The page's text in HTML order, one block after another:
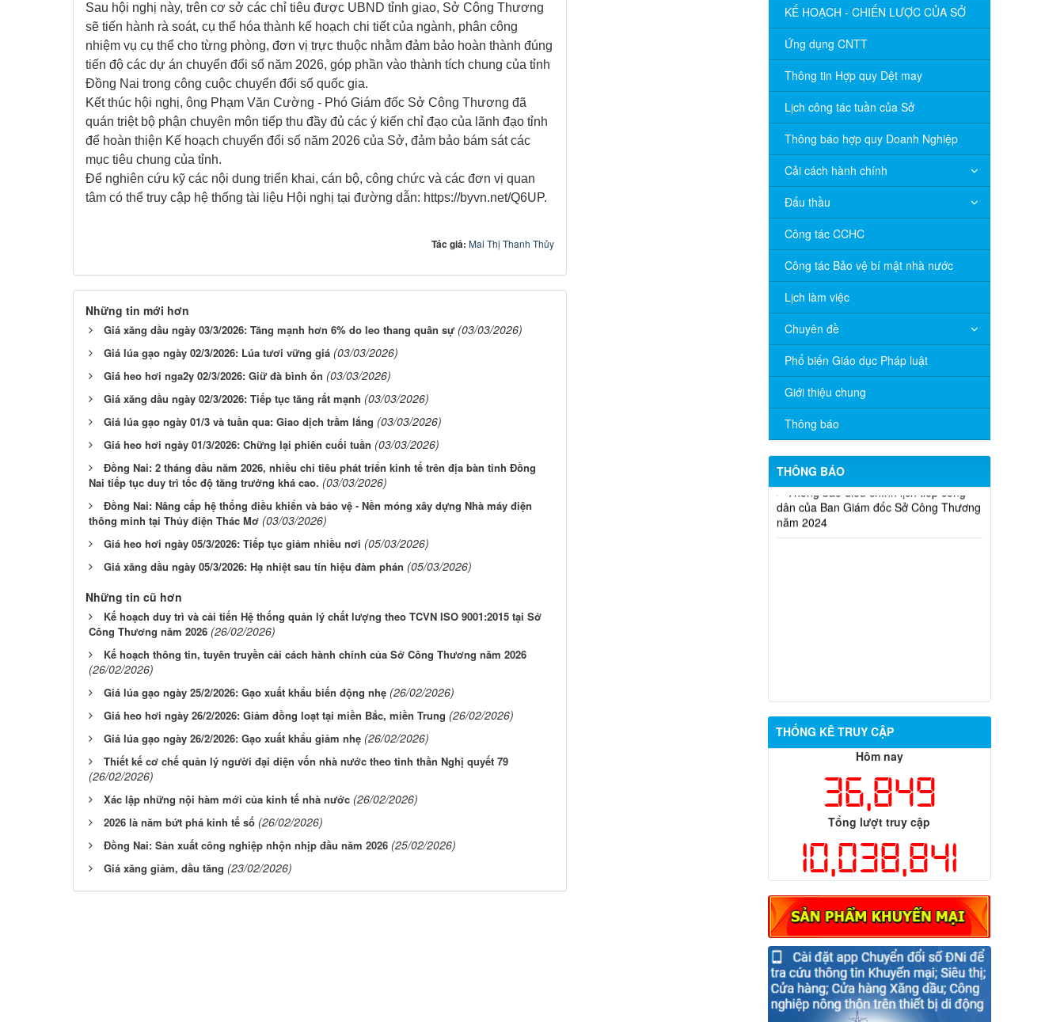
Sau hội nghị này, trên cơ sở các chỉ tiêu được UBND tỉnh giao, Sở Công Thương
sẽ tiến hành rà soát, cụ thể hóa thành kế hoạch chi tiết của ngành, phân công
nhiệm vụ cụ thể cho từng phòng, đơn vị trực thuộc nhằm đảm bảo hoàn thành đúng
tiến độ các dự án chuyển đổi số năm 2026, góp phần vào thành tích chung của tỉnh
Đồng Nai trong công cuộc chuyển đổi số quốc gia.
Kết thúc hội nghị, ông Phạm Văn Cường - Phó Giám đốc Sở Công Thương đã
quán triệt bộ phận chuyên môn tiếp thu đầy đủ các ý kiến chỉ đạo của lãnh đạo tỉnh
để hoàn thiện Kế hoạch chuyển đổi số năm 2026 của Sở, đảm bảo bám sát các
mục tiêu chung của tỉnh.
Để nghiên cứu kỹ các nội dung triển khai, cán bộ, công chức và các đơn vị quan
tâm có thể truy cập hệ thống tài liệu Hội nghị tại đường dẫn: https://byvn.net/Q6UP.
Tác giả: Mai Thị Thanh Thủy
Những tin mới hơn
Giá xăng dầu ngày 03/3/2026: Tăng mạnh hơn 6% do leo thang quân sự (03/03/2026)
Giá lúa gạo ngày 02/3/2026: Lúa tươi vững giá (03/03/2026)
Giá heo hơi nga2y 02/3/2026: Giữ đà bình ổn (03/03/2026)
Giá xăng dầu ngày 02/3/2026: Tiếp tục tăng rất mạnh (03/03/2026)
Giá lúa gạo ngày 01/3 và tuần qua: Giao dịch trầm lắng (03/03/2026)
Giá heo hơi ngày 01/3/2026: Chững lại phiên cuối tuần (03/03/2026)
Đồng Nai: 2 tháng đầu năm 2026, nhiều chỉ tiêu phát triển kinh tế trên địa bàn tỉnh Đồng
Nai tiếp tục duy trì tốc độ tăng trưởng khá cao. (03/03/2026)
Đồng Nai: Nâng cấp hệ thống điều khiển và bảo vệ - Nền móng xây dựng Nhà máy điện
thông minh tại Thủy điện Thác Mơ (03/03/2026)
Giá heo hơi ngày 05/3/2026: Tiếp tục giảm nhiều nơi (05/03/2026)
Giá xăng dầu ngày 05/3/2026: Hạ nhiệt sau tín hiệu đàm phán (05/03/2026)
Những tin cũ hơn
Kế hoạch duy trì và cải tiến Hệ thống quản lý chất lượng theo TCVN ISO 9001:2015 tại Sở
Công Thương năm 2026 (26/02/2026)
Kế hoạch thông tin, tuyên truyền cải cách hành chính của Sở Công Thương năm 2026
(26/02/2026)
Giá lúa gạo ngày 25/2/2026: Gạo xuất khẩu biến động nhẹ (26/02/2026)
Giá heo hơi ngày 26/2/2026: Giảm đồng loạt tại miền Bắc, miền Trung (26/02/2026)
Giá lúa gạo ngày 26/2/2026: Gạo xuất khẩu giảm nhẹ (26/02/2026)
Thiết kế cơ chế quản lý người đại diện vốn nhà nước theo tinh thần Nghị quyết 79
(26/02/2026)
Xác lập những nội hàm mới của kinh tế nhà nước (26/02/2026)
2026 là năm bứt phá kinh tế số (26/02/2026)
Đồng Nai: Sản xuất công nghiệp nhộn nhịp đầu năm 2026 (25/02/2026)
Giá xăng giảm, dầu tăng (23/02/2026)
KẾ HOẠCH - CHIẾN LƯỢC CỦA SỞ
Ứng dụng CNTT
Thông tin Hợp quy Dệt may
Lịch công tác tuần của Sở
Thông báo hợp quy Doanh Nghiệp
Cải cách hành chính
Đấu thầu
Công tác CCHC
Công tác Bảo vệ bí mật nhà nước
Lịch làm việc
Chuyên đề
Phổ biến Giáo dục Pháp luật
Giới thiệu chung
Thông báo
THÔNG BÁO
V/v đề nghị báo cáo hệ thống phân
phối, nhãn hiệu hàng hóa và hoạt động
mua bán khí trên địa bàn tỉnh năm 2025
(nhắc lần 2).
Thông báo bán thanh lý tài sản công
theo hình thức chỉ định
Thông báo lựa chọn nhà thầu thực
hiện gói thầu: “tổ chức tập huấn kinh
doanh online hiệu quả trên các kênh
thương mại điện tử phổ biến hiện nay”
Thông báo điều chỉnh lịch tiếp công
dân của Ban Giám đốc Sở Công Thương
năm 2024
THỐNG KÊ TRUY CẬP
Hôm nay
36,849
Tổng lượt truy cập
10,038,841